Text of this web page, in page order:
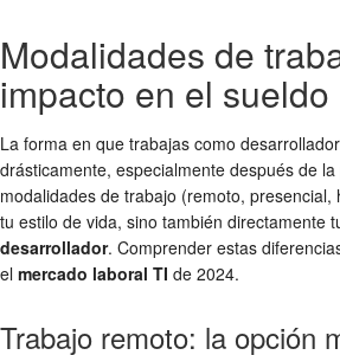
Modalidades de
impacto en el sueldo
La forma en que trabajas como
drásticamente, especialmente después de
modalidades de trabajo (remoto,
tu estilo de vida, sino también directamente
desarrollador. Comprender estas
el mercado laboral TI de 2024.
Trabajo remoto: la opción